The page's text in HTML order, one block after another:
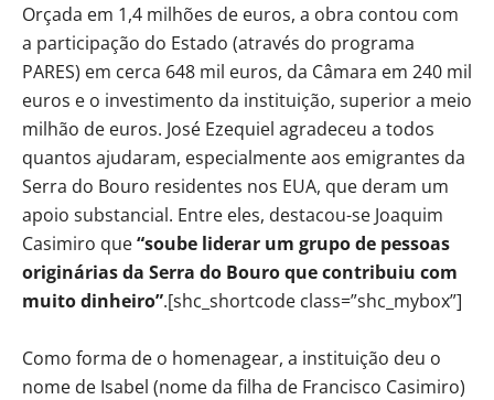
Orçada em 1,4 milhões de euros, a obra contou com
a participação do Estado (através do programa
PARES) em cerca 648 mil euros, da Câmara em 240 mil
euros e o investimento da instituição, superior a meio
milhão de euros. José Ezequiel agradeceu a todos
quantos ajudaram, especialmente aos emigrantes da
Serra do Bouro residentes nos EUA, que deram um
apoio substancial. Entre eles, destacou-se Joaquim
Casimiro que“soube liderar um grupo de pessoas
originárias da Serra do Bouro que contribuiu com
muito dinheiro”.[shc_shortcode class=”shc_mybox”]
Como forma de o homenagear, a instituição deu o
nome de Isabel (nome da filha de Francisco Casimiro)